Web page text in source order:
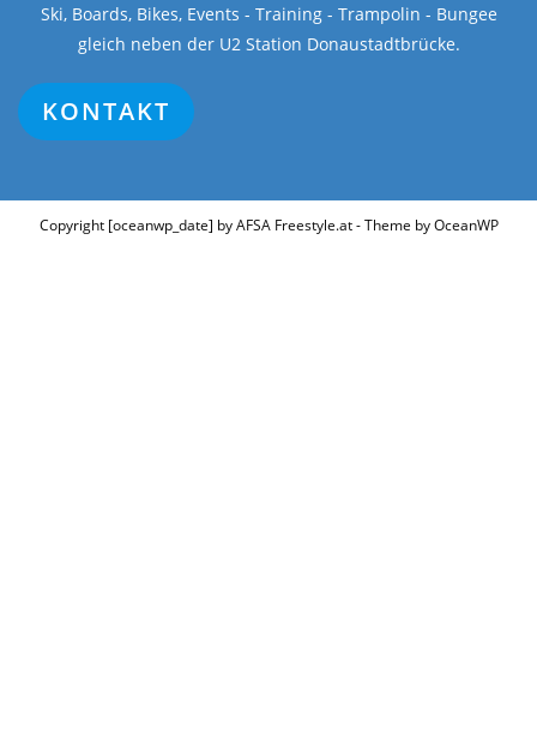
Ski, Boards, Bikes, Events - Training - Trampolin - Bungee
gleich neben der U2 Station Donaustadtbrücke.
KONTAKT
Copyright [oceanwp_date] by AFSA Freestyle.at - Theme by OceanWP